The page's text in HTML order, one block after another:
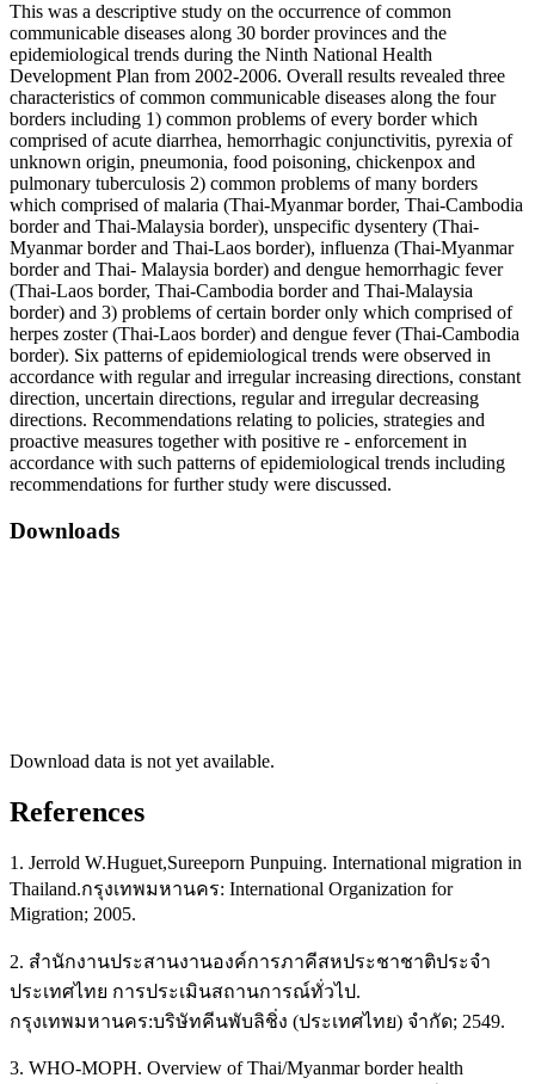
This was a descriptive study on the occurrence of common
communicable diseases along 30 border provinces and the
epidemiological trends during the Ninth National Health
Development Plan from 2002-2006. Overall results revealed three
characteristics of common communicable diseases along the four
borders including 1) common problems of every border which
comprised of acute diarrhea, hemorrhagic conjunctivitis, pyrexia of
unknown origin, pneumonia, food poisoning, chickenpox and
pulmonary tuberculosis 2) common problems of many borders
which comprised of malaria (Thai-Myanmar border, Thai-Cambodia
border and Thai-Malaysia border), unspecific dysentery (Thai-
Myanmar border and Thai-Laos border), influenza (Thai-Myanmar
border and Thai- Malaysia border) and dengue hemorrhagic fever
(Thai-Laos border, Thai-Cambodia border and Thai-Malaysia
border) and 3) problems of certain border only which comprised of
herpes zoster (Thai-Laos border) and dengue fever (Thai-Cambodia
border). Six patterns of epidemiological trends were observed in
accordance with regular and irregular increasing directions, constant
direction, uncertain directions, regular and irregular decreasing
directions. Recommendations relating to policies, strategies and
proactive measures together with positive re - enforcement in
accordance with such patterns of epidemiological trends including
recommendations for further study were discussed.
Downloads
Download data is not yet available.
References
1. Jerrold W.Huguet,Sureeporn Punpuing. International migration in
Thailand.กรุงเทพมหานคร: International Organization for
Migration; 2005.
2. สำนักงานประสานงานองค์การภาคีสหประชาชาติประจำ
ประเทศไทย การประเมินสถานการณ์ทั่วไป.
กรุงเทพมหานคร:บริษัทคีนพับลิชิ่ง (ประเทศไทย) จำกัด; 2549.
3. WHO-MOPH. Overview of Thai/Myanmar border health